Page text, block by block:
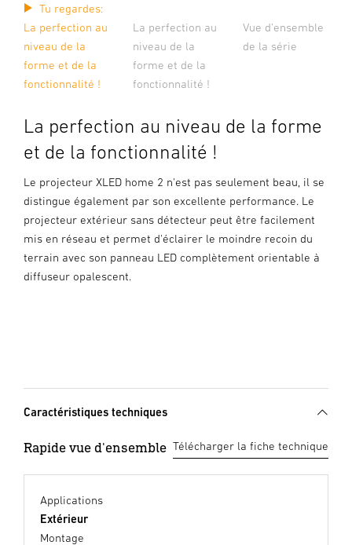
Tu regardes:
La perfection au
niveau de la
forme et de la
fonctionnalité !
La perfection au
niveau de la
forme et de la
fonctionnalité !
Vue d’ensemble
de la série
La perfection au niveau de la forme
et de la fonctionnalité !
Le projecteur XLED home 2 n'est pas seulement beau, il se
distingue également par son excellente performance. Le
projecteur extérieur sans détecteur peut être facilement
mis en réseau et permet d'éclairer le moindre recoin du
terrain avec son panneau LED complètement orientable à
diffuseur opalescent.
Caractéristiques techniques
Rapide vue d'ensemble Télécharger la fiche technique
Applications
Extérieur
Montage